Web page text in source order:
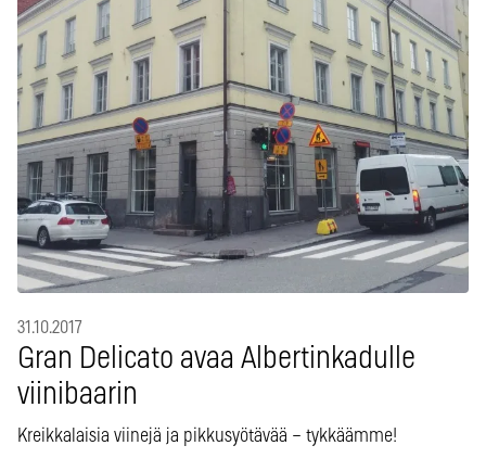
31.10.2017
Gran Delicato avaa Albertinkadulle
viinibaarin
Kreikkalaisia viinejä ja pikkusyötävää – tykkäämme!